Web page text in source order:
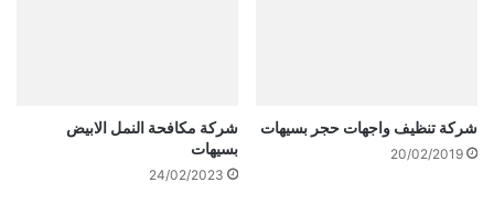
شركة تنظيف واجهات حجر بسيهات
20/02/2019
شركة مكافحة النمل الابيض
بسيهات
24/02/2023